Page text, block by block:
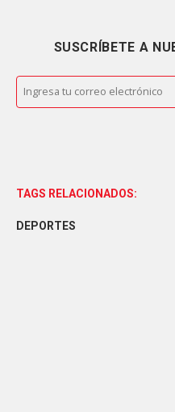
SUSCRÍBETE A
TAGS RELACIONADOS:
DEPORTES